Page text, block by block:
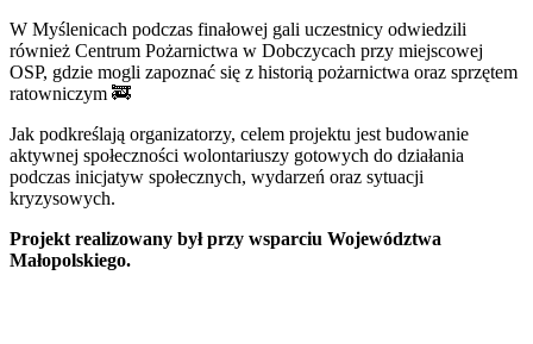
W Myślenicach podczas finałowej gali uczestnicy odwiedzili
również Centrum Pożarnictwa w Dobczycach przy miejscowej
OSP, gdzie mogli zapoznać się z historią pożarnictwa oraz sprzętem
ratowniczym 🚒
Jak podkreślają organizatorzy, celem projektu jest budowanie
aktywnej społeczności wolontariuszy gotowych do działania
podczas inicjatyw społecznych, wydarzeń oraz sytuacji
kryzysowych.
Projekt realizowany był przy wsparciu Województwa
Małopolskiego.